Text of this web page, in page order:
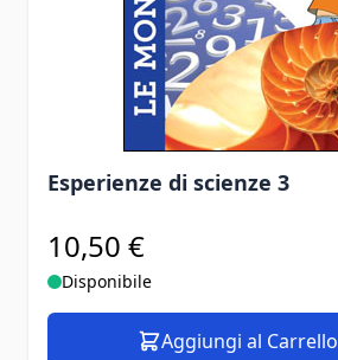
Esperienze di scienze 3
10,50 €
Disponibile
Aggiungi al Carrello